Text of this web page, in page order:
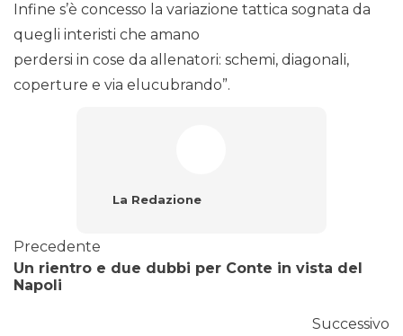
Infine s’è concesso la variazione tattica sognata da
quegli interisti che amano
perdersi in cose da allenatori: schemi, diagonali,
coperture e via elucubrando”.
La Redazione
Precedente
Un rientro e due dubbi per Conte in vista del
Napoli
Successivo